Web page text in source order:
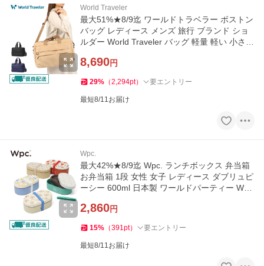
World Traveler
最大51%★8/9迄 ワールドトラベラー ボストン
バッグ レディース メンズ 旅行 ブランド ショ
ルダー World Traveler バッグ 軽量 軽い 小さめ
8,690円
29% （2,294pt） 要エントリー
最短8/11お届け
Wpc.
最大42%★8/9迄 Wpc. ランチボックス 弁当箱
お弁当箱 1段 女性 女子 レディース ダブリュピ
ーシー 600ml 日本製 ワールドパーティー Wp
2,860円
15% （391pt） 要エントリー
最短8/11お届け